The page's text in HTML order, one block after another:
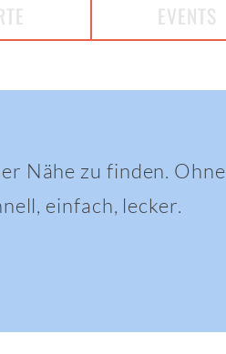
EVENTS
Nähe zu finden. Ohne
einfach, lecker.